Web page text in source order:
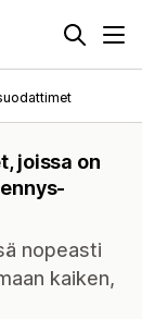
joissa on
nopeasti
kaiken,